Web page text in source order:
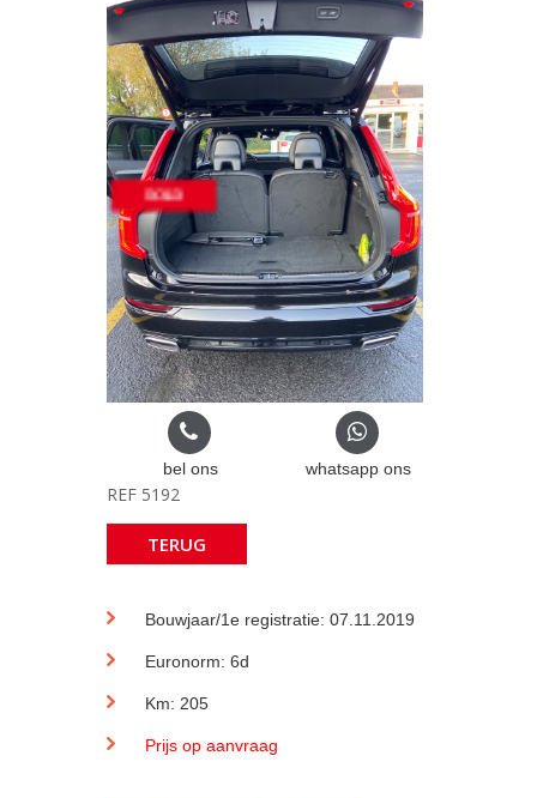
bel ons whatsapp ons
REF 5192
TERUG
Bouwjaar/1e registratie: 07.11.2019
Euronorm: 6d
Km: 205
Prijs op aanvraag